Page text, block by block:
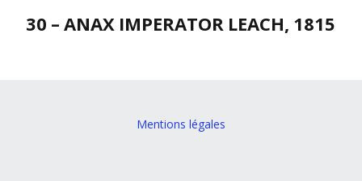
30 – ANAX IMPERATOR LEACH, 1815
Mentions légales